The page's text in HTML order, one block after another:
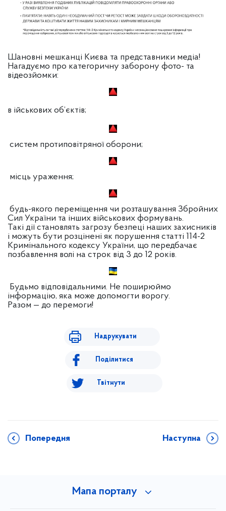
Шановні мешканці Києва та представники медіа!
Нагадуємо про категоричну заборону фото- та
відеозйомки:
в ійськових об’єктів;
систем протиповітряної оборони;
місць ураження;
будь-якого переміщення чи розташування Збройних
Сил України та інших військових формувань.
Такі дії становлять загрозу безпеці наших захисників
і можуть бути розцінені як порушення статті 114-2
Кримінального кодексу України, що передбачає
позбавлення волі на строк від 3 до 12 років.
Будьмо відповідальними. Не поширюймо
інформацію, яка може допомогти ворогу.
Разом — до перемоги!
Надрукувати
Поділитися
Твітнути
Попередня Наступна
Мапа порталу